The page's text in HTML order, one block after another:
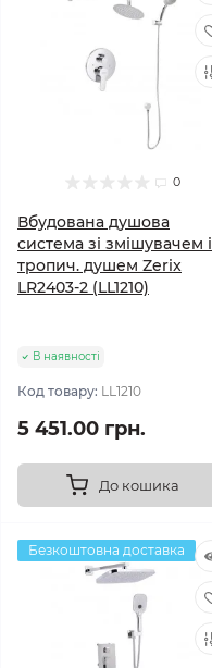
0
Вбудована душова
система зі змішувачем і
тропич. душем Zerix
LR2403-2 (LL1210)
В наявності
Код товару: LL1210
5 451.00 грн.
До кошика
Безкоштовна доставка